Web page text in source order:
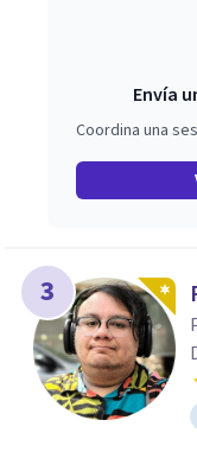
Envía
Coordina una
3